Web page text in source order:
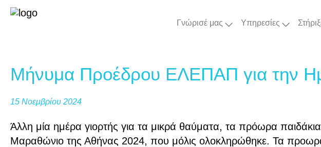
Γνώρισέ μας Υπηρεσίες
Μήνυμα Προέδρου ΕΛΕΠΑΠ για την
15 Νοεμβρίου 2024
Άλλη μία ημέρα γιορτής για τα μικρά θαύματα, τα πρόωρα
Μαραθώνιο της Αθήνας 2024, που μόλις ολοκληρώθηκε. Τα